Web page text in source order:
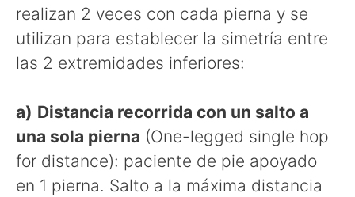
realizan 2 veces con cada pierna y se
utilizan para establecer la simetría entre
las 2 extremidades inferiores:
a) Distancia recorrida con un salto a
una sola pierna (One-legged single hop
for distance): paciente de pie apoyado
en 1 pierna. Salto a la máxima distancia